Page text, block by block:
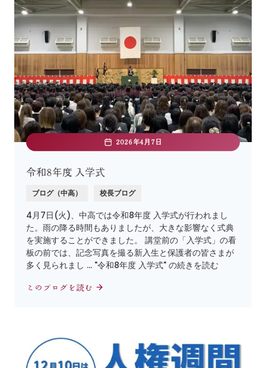
2026年4月7日
令和8年度 入学式
ブログ（中高） 校長ブログ
4月7日(火)、中高では令和8年度 入学式が行われまし
た。雨の降る時間もありましたが、大きな影響なく式典
を実施することができました。 講堂前の「入学式」の看
板の前では、記念写真を撮る新入生と保護者の皆さまが
多く見られまし … "令和8年度 入学式" の続きを読む
このブログを読む